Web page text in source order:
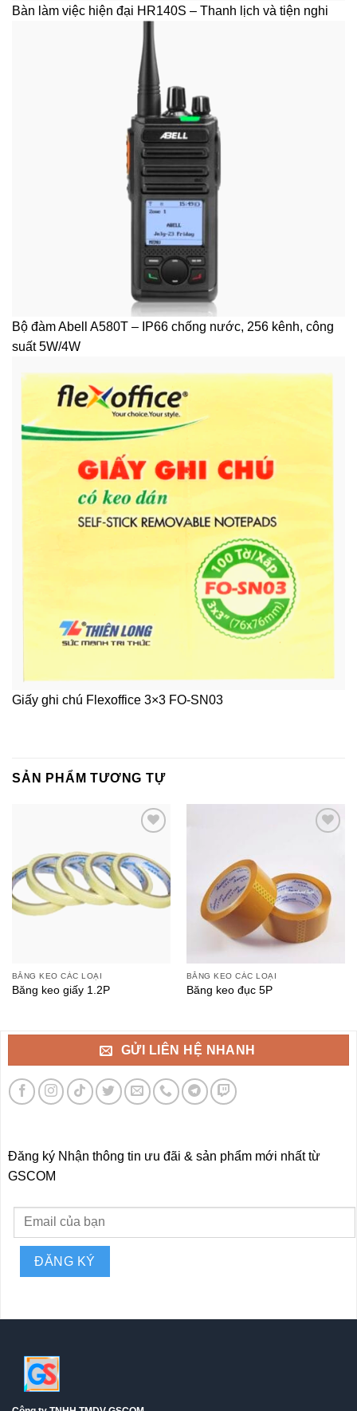
Bàn làm việc hiện đại HR140S – Thanh lịch và tiện nghi
Bộ đàm Abell A580T – IP66 chống nước, 256 kênh, công
suất 5W/4W
Giấy ghi chú Flexoffice 3×3 FO-SN03
SẢN PHẨM TƯƠNG TỰ
BĂNG KEO CÁC LOẠI
Băng keo giấy 1.2P
BĂNG KEO CÁC LOẠI
Băng keo đục 5P
GỬI LIÊN HỆ NHANH
Đăng ký Nhận thông tin ưu đãi & sản phẩm mới nhất từ
GSCOM